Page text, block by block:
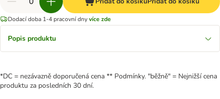
Dodací doba 1-4 pracovní dnyvíce zde
Popis produktu
*DC = nezávazně doporučená cena ** Podmínky. "běžně" = Nejnižší cena
produktu za posledních 30 dní.